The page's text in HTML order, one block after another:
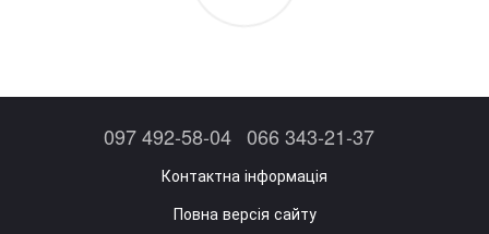
097 492-58-04 066 343-21-37
Контактна інформація
Повна версія сайту